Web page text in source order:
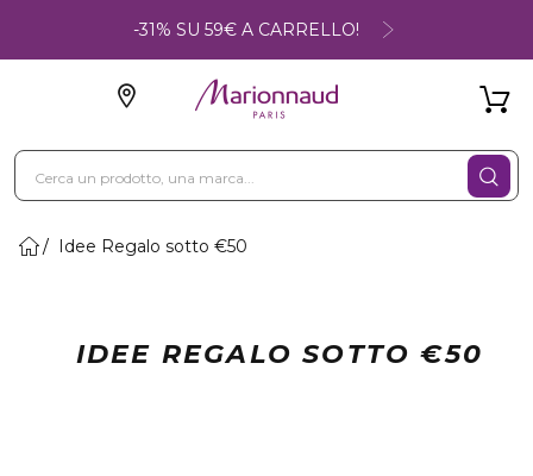
-31% SU 59€ A CARRELLO!
Idee Regalo sotto €50
IDEE REGALO SOTTO €50